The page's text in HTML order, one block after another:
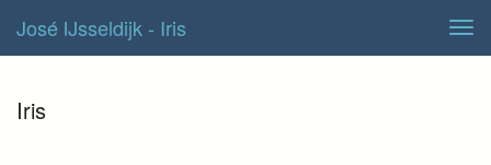
José IJsseldijk - Iris
Iris